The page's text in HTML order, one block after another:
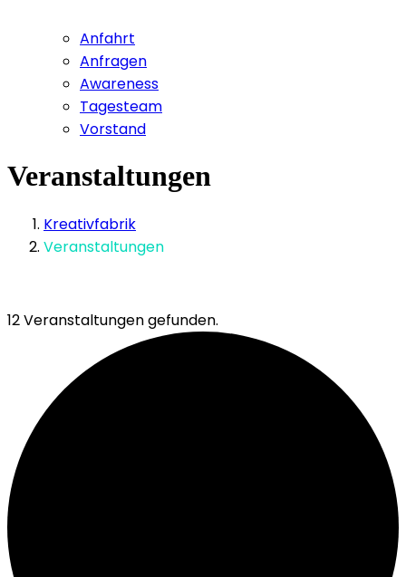
Anfahrt
Anfragen
Awareness
Tagesteam
Vorstand
Veranstaltungen
Kreativfabrik
Veranstaltungen
12 Veranstaltungen gefunden.